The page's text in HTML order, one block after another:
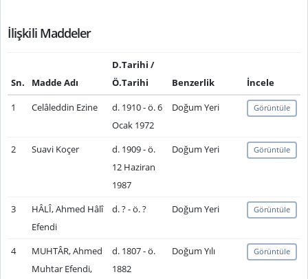
İlişkili Maddeler
Sn. Madde Adı
D.Tarihi /
Ö.Tarihi
Benzerlik
İncele
1
Celâleddin Ezine
d. 1910 - ö. 6
Ocak 1972
Doğum Yeri Görüntüle
2 Suavi Koçer
d. 1909 - ö.
12 Haziran
1987
Doğum Yeri Görüntüle
3
HÂLÎ, Ahmed Hâlî
Efendi
d. ? - ö. ? Doğum Yeri Görüntüle
4
MUHTÂR, Ahmed
Muhtar Efendi,
d. 1807 - ö.
1882
Doğum Yılı Görüntüle